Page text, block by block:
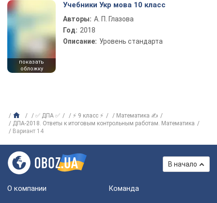
показать
обложку
Учебники Укр мова 10 класс
Авторы: А. П. Глазова
Год: 2018
Описание: Уровень стандарта
✅ ДПА ✅ ⚡ 9 класс ⚡
Математика ✍
ДПА-2018. Ответы к итоговым контрольным работам. Математика
Вариант 14
В начало
О компании Команда